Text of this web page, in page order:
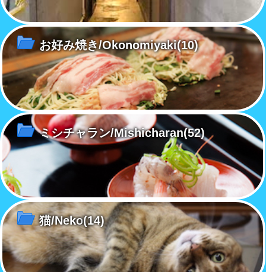
お好み焼き/Okonomiyaki(10)
ミシチャラン/Mishicharan(52)
猫/Neko(14)